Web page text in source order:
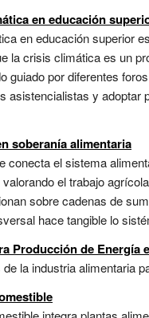
en educación
en educación superior
la crisis climática es un
guiado por diferentes
asistencialistas y
soberanía alimentaria
conecta el sistema
el trabajo
sobre cadenas de
hace tangible lo
Producción de Energía
la industria alimentaria